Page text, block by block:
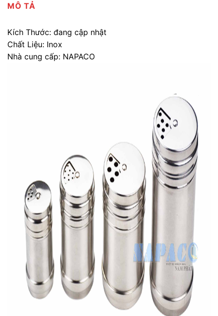
MÔ TẢ
Kích Thước: đang cập nhật
Chất Liệu: Inox
Nhà cung cấp: NAPACO